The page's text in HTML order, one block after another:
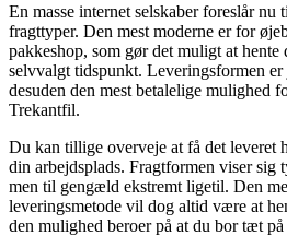
En masse internet selskaber foreslår nu
fragttyper. Den mest moderne er for
pakkeshop, som gør det muligt at hente
selvvalgt tidspunkt. Leveringsformen
desuden den mest betalelige mulighed
Trekantfil.
Du kan tillige overveje at få det leveret
din arbejdsplads. Fragtformen viser sig
men til gengæld ekstremt ligetil. Den
leveringsmetode vil dog altid være at
den mulighed beroer på at du bor tæt